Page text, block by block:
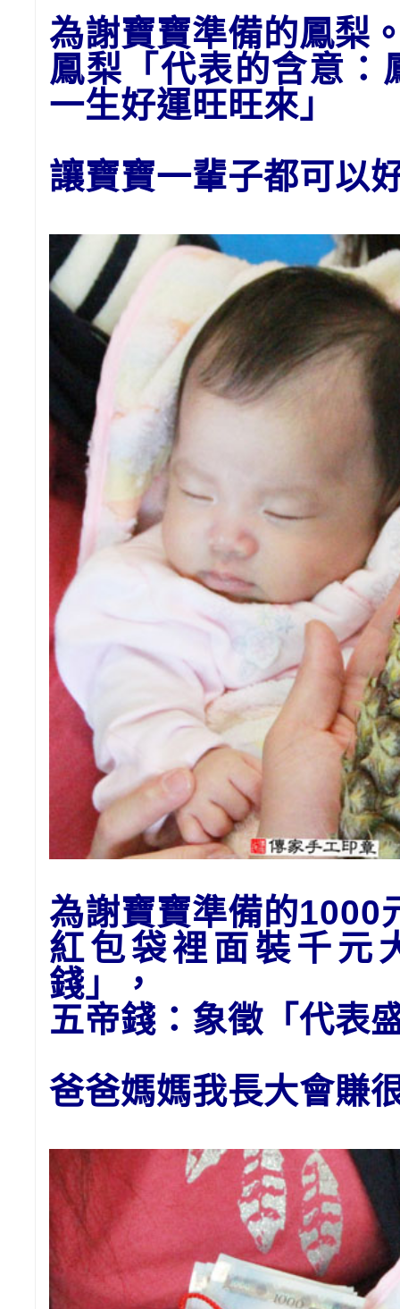
為謝寶寶準備的鳳梨
鳳梨「代表的含意：
一生好運旺旺來 」
讓寶寶一輩子都可以
為謝寶寶準備的1000
紅包袋裡面裝千元
錢」
，
五帝錢：象徵「代
爸爸媽媽我長大會賺